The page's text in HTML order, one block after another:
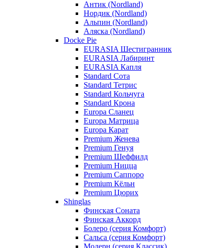
Антик (Nordland)
Нордик (Nordland)
Альпин (Nordland)
Аляска (Nordland)
Docke Pie
EURASIA Шестигранник
EURASIA Лабиринт
EURASIA Капля
Standard Сота
Standard Тетрис
Standard Кольчуга
Standard Крона
Europa Сланец
Europa Матрица
Europa Карат
Premium Женева
Premium Генуя
Premium Шеффилд
Premium Ницца
Premium Саппоро
Premium Кёльн
Premium Цюрих
Shinglas
Финская Соната
Финская Аккорд
Болеро (серия Комфорт)
Сальса (серия Комфорт)